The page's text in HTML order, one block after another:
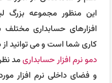
این منظور مجموعه بزرگ
افزارهای حسابداری
کاری شما است و می توانید از
دمو نرم افزار حسابداریمد
و فضای داخلی نرم افزار